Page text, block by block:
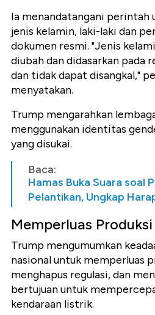
Ia menandatangani perintah
jenis kelamin, laki-laki dan
dokumen resmi. "Jenis
diubah dan didasarkan pada
dan tidak dapat disangkal,"
menyatakan.
Trump mengarahkan
menggunakan identitas
yang disukai.
Baca:
Hamas Buka Suara soal
Pelantikan, Ungkap
Memperluas
Trump mengumumkan
nasional untuk memperluas
menghapus regulasi, dan
bertujuan untuk
kendaraan listrik.